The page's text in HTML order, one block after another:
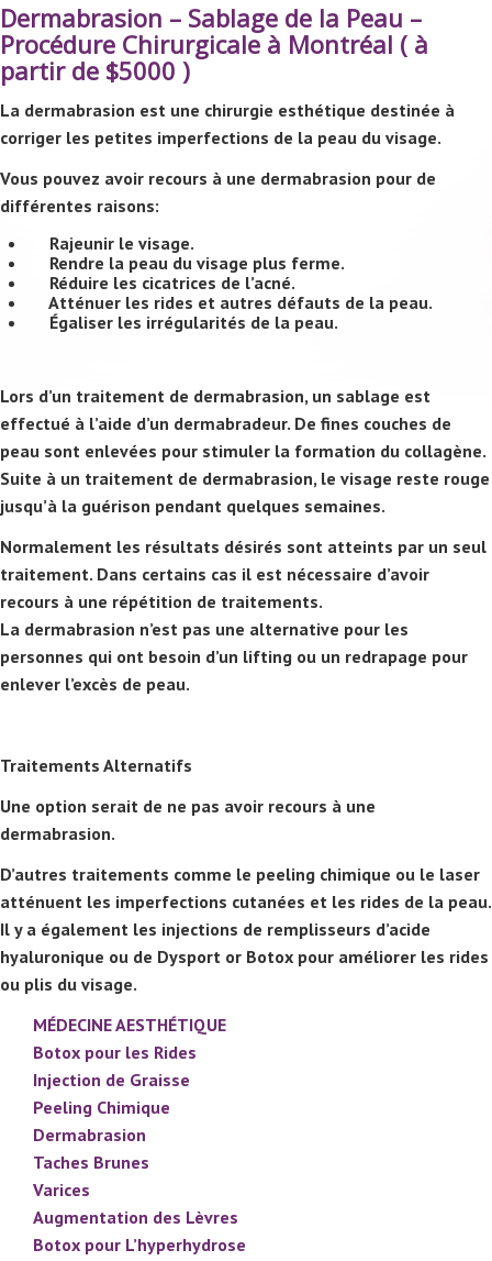
Dermabrasion – Sablage de la Peau –
Procédure Chirurgicale à Montréal ( à
partir de $5000 )
La dermabrasion est une chirurgie esthétique destinée à
corriger les petites imperfections de la peau du visage.
Vous pouvez avoir recours à une dermabrasion pour de
différentes raisons:
Rajeunir le visage.
Rendre la peau du visage plus ferme.
Réduire les cicatrices de l’acné.
Atténuer les rides et autres défauts de la peau.
Égaliser les irrégularités de la peau.
Lors d’un traitement de dermabrasion, un sablage est
effectué à l’aide d’un dermabradeur. De fines couches de
peau sont enlevées pour stimuler la formation du collagène.
Suite à un traitement de dermabrasion, le visage reste rouge
jusqu’à la guérison pendant quelques semaines.
Normalement les résultats désirés sont atteints par un seul
traitement. Dans certains cas il est nécessaire d’avoir
recours à une répétition de traitements.
La dermabrasion n’est pas une alternative pour les
personnes qui ont besoin d’un lifting ou un redrapage pour
enlever l’excès de peau.
Traitements Alternatifs
Une option serait de ne pas avoir recours à une
dermabrasion.
D’autres traitements comme le peeling chimique ou le laser
atténuent les imperfections cutanées et les rides de la peau.
Il y a également les injections de remplisseurs d’acide
hyaluronique ou de Dysport or Botox pour améliorer les rides
ou plis du visage.
MÉDECINE AESTHÉTIQUE
Botox pour les Rides
Injection de Graisse
Peeling Chimique
Dermabrasion
Taches Brunes
Varices
Augmentation des Lèvres
Botox pour L’hyperhydrose